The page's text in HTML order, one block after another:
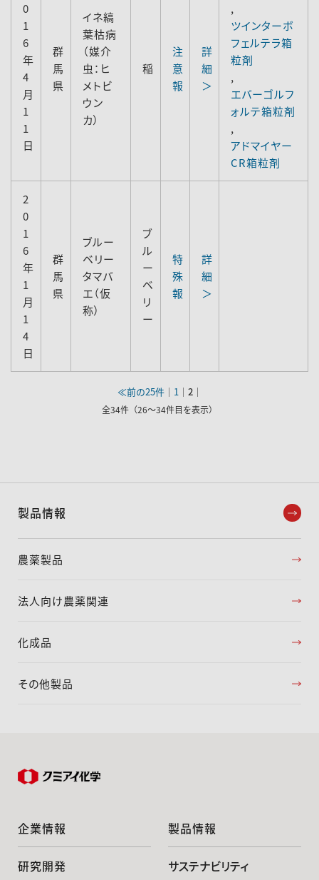
0
1
6
年
4
月
1
1
日
群
馬
県
イネ縞
葉枯病
（媒介
虫：ヒ
メトビ
ウン
カ）
稲
注
意
報
詳
細
＞
,
ツインターボ
フェルテラ箱
粒剤
,
エバーゴルフ
ォルテ箱粒剤
,
アドマイヤー
CR箱粒剤
2
0
1
6
年
1
月
1
4
日
群
馬
県
ブルー
ベリー
タマバ
エ（仮
称）
ブ
ル
ー
ベ
リ
ー
特
殊
報
詳
細
＞
≪前の25件｜ 1｜ 2｜
全34件（26～34件目を表示）
製品情報
農薬製品
法人向け農薬関連
化成品
その他製品
企業情報 製品情報
研究開発 サステナビリティ